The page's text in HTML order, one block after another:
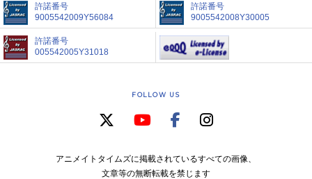
許諾番号
9005542009Y56084
許諾番号
9005542008Y30005
許諾番号
005542005Y31018
FOLLOW US
アニメイトタイムズに掲載されているすべての画像、
文章等の無断転載を禁じます